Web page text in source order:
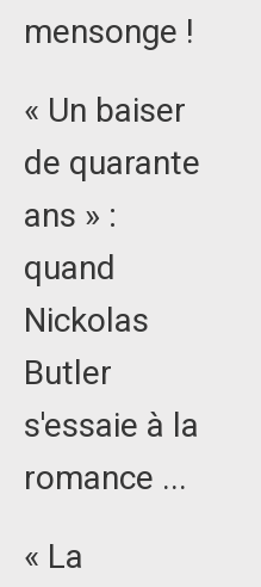
mensonge !
« Un baiser
de quarante
ans » :
quand
Nickolas
Butler
s'essaie à la
romance ...
« La